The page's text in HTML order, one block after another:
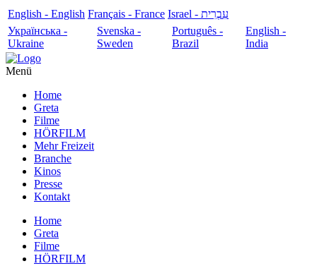
English - English Français - France
עִבְרִית - Israel
Українська -
Ukraine
Svenska -
Sweden
Português -
Brazil
English -
India
Menü
Home
Greta
Filme
HÖRFILM
Mehr Freizeit
Branche
Kinos
Presse
Kontakt
Home
Greta
Filme
HÖRFILM